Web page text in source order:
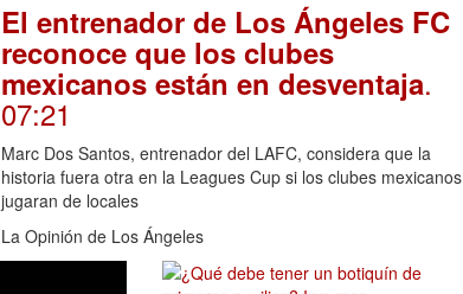
El entrenador de Los Ángeles FC
reconoce que los clubes
mexicanos están en desventaja.
07:21
Marc Dos Santos, entrenador del LAFC, considera que la
historia fuera otra en la Leagues Cup si los clubes mexicanos
jugaran de locales
La Opinión de Los Ángeles